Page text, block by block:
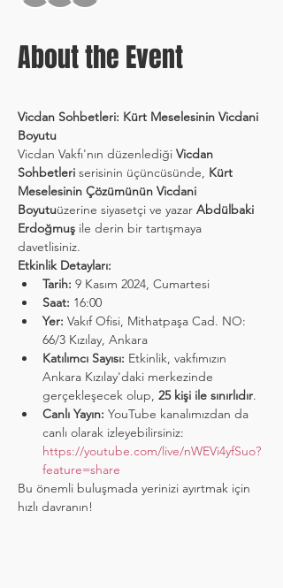
About the Event
Vicdan Sohbetleri: Kürt Meselesinin Vicdani
Boyutu
Vicdan Vakfı'nın düzenlediği Vicdan
Sohbetleri serisinin üçüncüsünde, Kürt
Meselesinin Çözümünün Vicdani
Boyutuüzerine siyasetçi ve yazar Abdülbaki
Erdoğmuş ile derin bir tartışmaya
davetlisiniz.
Etkinlik Detayları:
Tarih: 9 Kasım 2024, Cumartesi
Saat: 16:00
Yer: Vakıf Ofisi, Mithatpaşa Cad. NO:
66/3 Kızılay, Ankara
Katılımcı Sayısı: Etkinlik, vakfımızın
Ankara Kızılay'daki merkezinde
gerçekleşecek olup, 25 kişi ile sınırlıdır.
Canlı Yayın: YouTube kanalımızdan da
canlı olarak izleyebilirsiniz:
https://youtube.com/live/nWEVi4yfSuo?
feature=share
Bu önemli buluşmada yerinizi ayırtmak için
hızlı davranın!